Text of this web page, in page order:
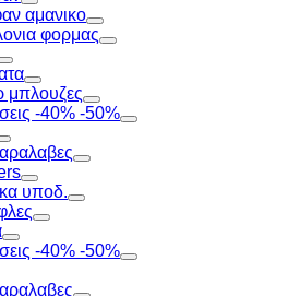
Toggle
αμανικο
Toggle
φορμας
Toggle
Toggle
Toggle
μπλουζες
Toggle
-40% -50%
Toggle
Toggle
Toggle
Toggle
υποδ.
Toggle
Toggle
Toggle-40% -50%
Toggle